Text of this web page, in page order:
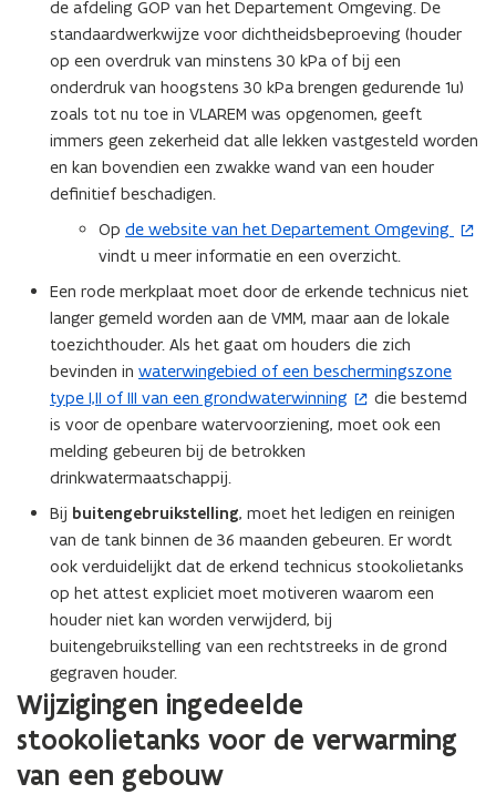
de afdeling GOP van het Departement Omgeving. De
standaardwerkwijze voor dichtheidsbeproeving (houder
op een overdruk van minstens 30 kPa of bij een
onderdruk van hoogstens 30 kPa brengen gedurende 1u)
zoals tot nu toe in VLAREM was opgenomen, geeft
immers geen zekerheid dat alle lekken vastgesteld worden
en kan bovendien een zwakke wand van een houder
definitief beschadigen.
Op de website van het Departement Omgeving
(
o
p
e
n
t
n
n
i
u
w
v
e
n
s
t
e
r
vindt u meer informatie en een overzicht.
Een rode merkplaat moet door de erkende technicus niet
langer gemeld worden aan de VMM, maar aan de lokale
toezichthouder. Als het gaat om houders die zich
bevinden in waterwingebied of een beschermingszone
type I,II of III van een grondwaterwinning
(
o
p
e
n
t
n
n
i
e
u
v
e
n
die bestemd
is voor de openbare watervoorziening, moet ook een
melding gebeuren bij de betrokken
drinkwatermaatschappij.
Bij buitengebruikstelling, moet het ledigen en reinigen
van de tank binnen de 36 maanden gebeuren. Er wordt
ook verduidelijkt dat de erkend technicus stookolietanks
op het attest expliciet moet motiveren waarom een
houder niet kan worden verwijderd, bij
buitengebruikstelling van een rechtstreeks in de grond
gegraven houder.
Wijzigingen ingedeelde
stookolietanks voor de verwarming
van een gebouw